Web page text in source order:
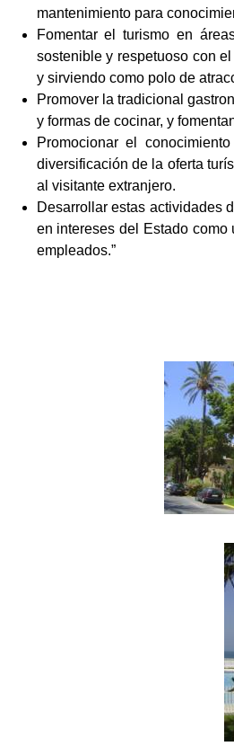
mantenimiento para
Fomentar el turismo en
sostenible y respetuoso con
y sirviendo como polo de
Promover la tradicional
y formas de cocinar, y
Promocionar el
diversificación de la oferta
al visitante extranjero.
Desarrollar estas actividades
en intereses del Estado
empleados.”